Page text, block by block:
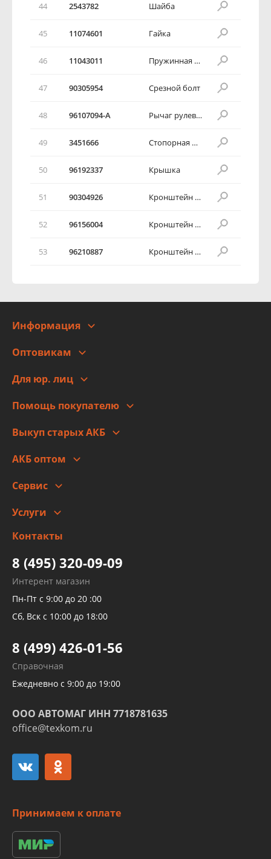
44 2543782 Шайба
45 11074601 Гайка
46 11043011 Пружинная шайба
47 90305954 Срезной болт
48 96107094-А Рычаг рулевой колонки
49 3451666 Стопорная пластинка
50 96192337 Крышка
51 90304926 Кронштейн рулевой колонки
52 96156004 Кронштейн рулевой колонки
53 96210887 Кронштейн рулевой колонки
Информация
Адреса
Новости
Оптовикам
Для юр. лиц
Помощь покупателю
Оплата
Гарантии и возврат
Выкуп старых АКБ
АКБ оптом
Сервис
Заправка кондиционера авто
Детейлинг
Услуги
высокого давления
Тормозных трубок
Рукавов гидроусилителей
Рукавов компрессоров и турбин
Трубок кондиционеров
Развертка пайка медных стальных
алюминиевых трубок и штуцеров
Контакты
8 (495) 320-09-09
Интерент магазин
Пн-Пт с 9:00 до 20 :00
Сб, Вск с 10:00 до 18:00
8 (499) 426-01-56
Справочная
Ежедневно с 9:00 до 19:00
ООО АВТОМАГ ИНН 7718781635
office@texkom.ru
Принимаем к оплате